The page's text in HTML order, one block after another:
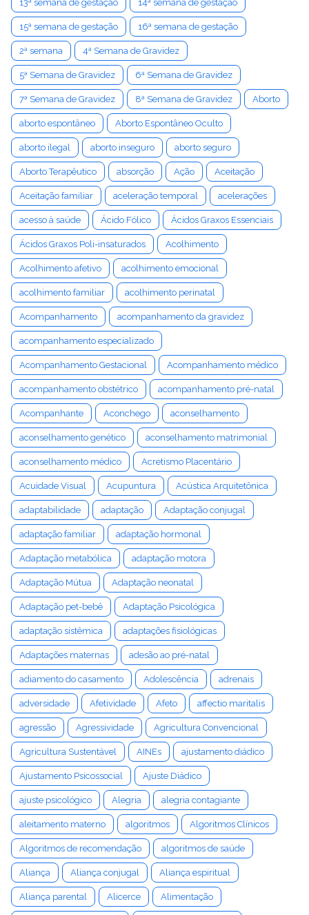
13ª semana de gestação 14ª semana de gestação
15ª semana de gestação 16ª semana de gestação
2ª semana 4ª Semana de Gravidez
5ª Semana de Gravidez 6ª Semana de Gravidez
7ª Semana de Gravidez 8ª Semana de Gravidez Aborto
aborto espontâneo Aborto Espontâneo Oculto
aborto ilegal aborto inseguro aborto seguro
Aborto Terapêutico absorção Ação Aceitação
Aceitação familiar aceleração temporal acelerações
acesso à saúde Ácido Fólico Ácidos Graxos Essenciais
Ácidos Graxos Poli-insaturados Acolhimento
Acolhimento afetivo acolhimento emocional
acolhimento familiar acolhimento perinatal
Acompanhamento acompanhamento da gravidez
acompanhamento especializado
Acompanhamento Gestacional Acompanhamento médico
acompanhamento obstétrico acompanhamento pré-natal
Acompanhante Aconchego aconselhamento
aconselhamento genético aconselhamento matrimonial
aconselhamento médico Acretismo Placentário
Acuidade Visual Acupuntura Acústica Arquitetônica
adaptabilidade adaptação Adaptação conjugal
adaptação familiar adaptação hormonal
Adaptação metabólica adaptação motora
Adaptação Mútua Adaptação neonatal
Adaptação pet-bebê Adaptação Psicológica
adaptação sistêmica adaptações fisiológicas
Adaptações maternas adesão ao pré-natal
adiamento do casamento Adolescência adrenais
adversidade Afetividade Afeto affectio maritalis
agressão Agressividade Agricultura Convencional
Agricultura Sustentável AINEs ajustamento diádico
Ajustamento Psicossocial Ajuste Diádico
ajuste psicológico Alegria alegria contagiante
aleitamento materno algoritmos Algoritmos Clínicos
Algoritmos de recomendação algoritmos de saúde
Aliança Aliança conjugal Aliança espiritual
Aliança parental Alicerce Alimentação